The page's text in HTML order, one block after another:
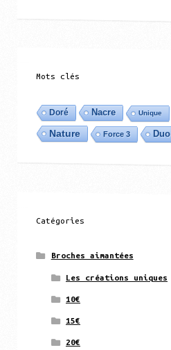
Mots clés
Doré Nacre Unique
Nature Force 3 Duo
Catégories
Broches aimantées
Les créations uniques
10€
15€
20€